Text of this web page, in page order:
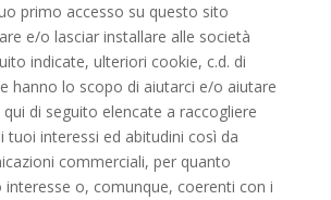
primo accesso su questo sito
e/o lasciar installare alle società
indicate, ulteriori cookie, c.d. di
hanno lo scopo di aiutarci e/o aiutare
di seguito elencate a raccogliere
tuoi interessi ed abitudini così da
commerciali, per quanto
interesse o, comunque, coerenti con i